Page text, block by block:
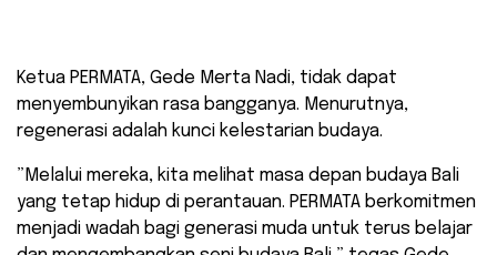
​Ketua PERMATA, Gede Merta Nadi, tidak dapat
menyembunyikan rasa bangganya. Menurutnya,
regenerasi adalah kunci kelestarian budaya.
​”Melalui mereka, kita melihat masa depan budaya Bali
yang tetap hidup di perantauan. PERMATA berkomitmen
menjadi wadah bagi generasi muda untuk terus belajar